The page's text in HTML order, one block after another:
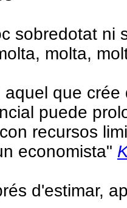
sobredotat ni
molta,
aquel que
puede
recursos
economista"
d'estimar,